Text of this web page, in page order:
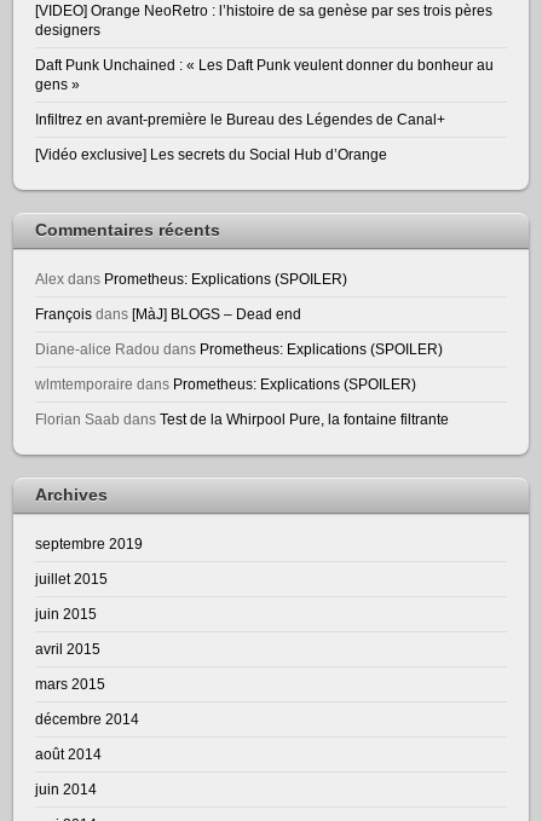
[VIDEO] Orange NeoRetro : l’histoire de sa genèse par ses trois pères
designers
Daft Punk Unchained : « Les Daft Punk veulent donner du bonheur au
gens »
Infiltrez en avant-première le Bureau des Légendes de Canal+
[Vidéo exclusive] Les secrets du Social Hub d’Orange
Commentaires récents
Alex dans Prometheus: Explications (SPOILER)
François dans[MàJ] BLOGS – Dead end
Diane-alice Radou dans Prometheus: Explications (SPOILER)
wlmtemporaire dans Prometheus: Explications (SPOILER)
Florian Saab dansTest de la Whirpool Pure, la fontaine filtrante
Archives
septembre 2019
juillet 2015
juin 2015
avril 2015
mars 2015
décembre 2014
août 2014
juin 2014